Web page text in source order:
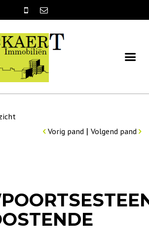
Vorig pand | Volgend pand